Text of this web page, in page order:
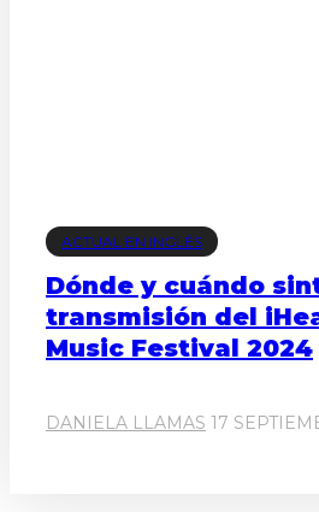
ACTUAL EN INGLÉS
Dónde y cuándo
transmisión del
Music Festival 2024
DANIELA LLAMAS 17